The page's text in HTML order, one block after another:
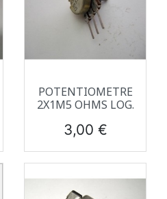
POTENTIOMETRE
2X1M5 OHMS LOG.
Prix
3,00 €